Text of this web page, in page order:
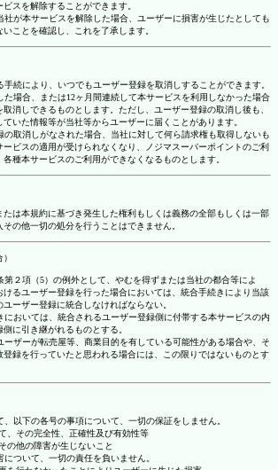
スを解除することができます。
社が本サービスを解除した場合、ユーザーに損害が生じたとしても
ことを確認し、これを了承します。
続により、いつでもユーザー登録を取消しすることができます。
た場合、または12ヶ月間連続して本サービスを利用しなかった場合
消しできるものとします。ただし、ユーザー登録の取消し後も、
いた情報等が当社等からユーザーに届くことがあります。
の取消しがなされた場合、当社に対して何ら請求権も取得しないも
ビスの適用が受けられなくなり、ノジマスーパーポイントのご利
種本サービスのご利用ができなくなるものとします。
たは本規約に基づき発生した権利もしくは義務の全部もしくは一部
の他一切の処分を行うことはできません。
第２項（5）の例外として、やむを得ずまたは当社の都合等によ
けるユーザー登録を行った場合においては、統合手続きにより当該
ーザー登録に統合しなければならない。
においては、統合されるユーザー登録側に付帯する本サービスの内
に引き継がれるものとする。
ーザーが転売屋等、商業目的を有している可能性がある場合や、そ
録を行っていたと思われる場合には、この限りではないものとす
以下の各号の事項について、一切の保証をしません。
、その完全性、正確性及び有効性等
の他の障害が生じないこと
ついて、一切の責任を負いません。